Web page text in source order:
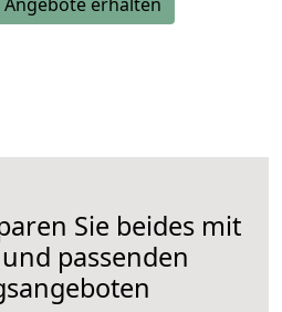
Sie beides mit
passenden